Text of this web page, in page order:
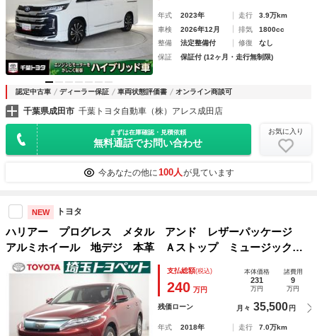
年式 2023年 走行
3.9万km
車検
2026年12月 排気
1800cc
整備
法定整備付 修復
なし
保証
保証付 (12ヶ月・走行無制限)
認定中古車 ディーラー保証 車両状態評価書 オンライン商談可
千葉県成田市 千葉トヨタ自動車（株）アレス成田店
まずは在庫確認・見積依頼
無料通話でお問い合わせ
お気に入り
今あなたの他に100人が見ています
NEW トヨタ
ハリアー プログレス メタル アンド レザーパッケージ
アルミホイール 地デジ 本革 Ａストップ ミュージックプ
レイヤー接続可 オートクルーズコントロール ＬＥＤヘッ
ド 横滑り防止機能 キーレス 盗難防止装置 ＡＢＳ 電動
シート ＤＶＤ エアバッグ ＥＴＣ
支払総額(税込)
240 万円
本体価格
231
万円
諸費用
9
万円
残価ローン 月々 35,500 円
年式 2018年 走行
7.0万km